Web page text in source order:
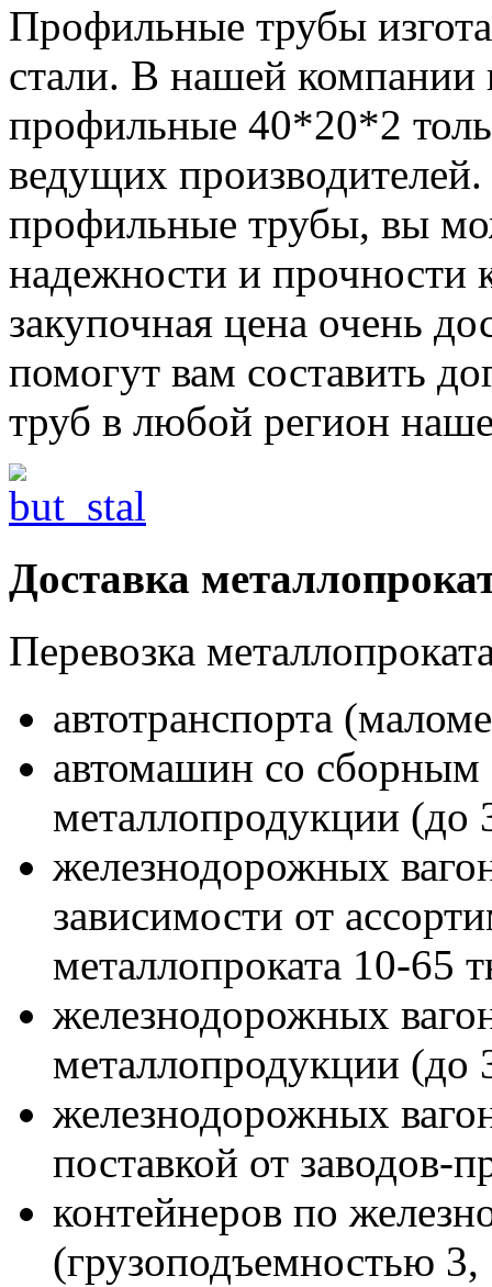
Профильные трубы
стали. В нашей
профильные 40*20*2
ведущих производителей.
профильные трубы, вы
надежности и прочности
закупочная цена очень
помогут вам составить
труб в любой регион
Доставка
Перевозка
автотранспорта
автомашин со сборным
металлопродукции (до
железнодорожных
зависимости от
металлопроката 10-65
железнодорожных
металлопродукции (до
железнодорожных
поставкой от заводов-
контейнеров по
(грузоподъемностью